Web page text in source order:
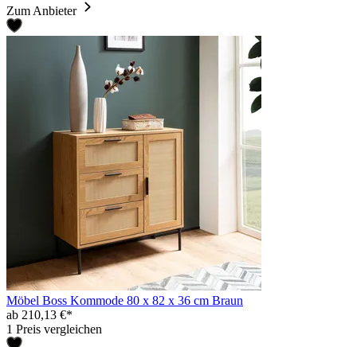
Zum Anbieter
Möbel Boss Kommode 80 x 82 x 36 cm Braun
ab 210,13 €*
1 Preis vergleichen